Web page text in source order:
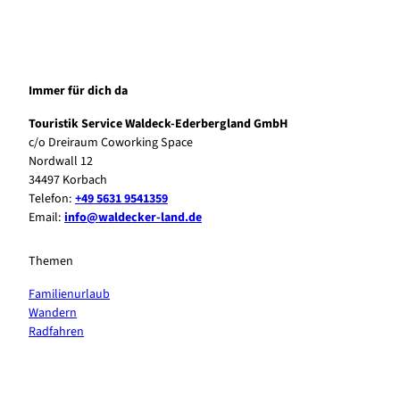
Immer für dich da
Touristik Service Waldeck-Ederbergland GmbH
c/o Dreiraum Coworking Space
Nordwall 12
34497 Korbach
Telefon: +49 5631 9541359
Email: info@waldecker-land.de
Themen
Familienurlaub
Wandern
Radfahren